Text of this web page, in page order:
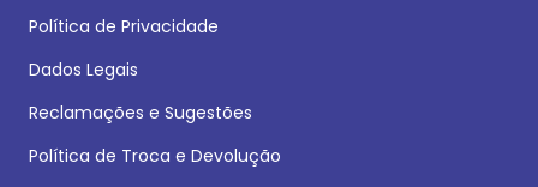
Política de Privacidade
Dados Legais
Reclamações e Sugestões
Política de Troca e Devolução